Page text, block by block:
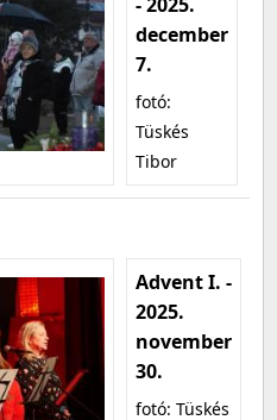
december
7.
fotó:
Tüskés
Tibor
Advent I. -
2025.
november
30.
fotó: Tüskés